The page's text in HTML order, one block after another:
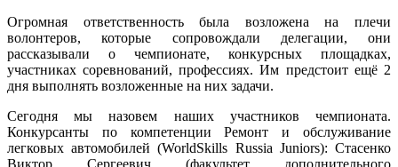
Огромная ответственность была возложена на плечи
волонтеров, которые сопровождали делегации, они
рассказывали о чемпионате, конкурсных площадках,
участниках соревнований, профессиях. Им предстоит ещё 2
дня выполнять возложенные на них задачи.
Сегодня мы назовем наших участников чемпионата.
Конкурсанты по компетенции Ремонт и обслуживание
легковых автомобилей (WorldSkills Russia Juniors): Стасенко
Виктор Сергеевич (факультет дополнительного